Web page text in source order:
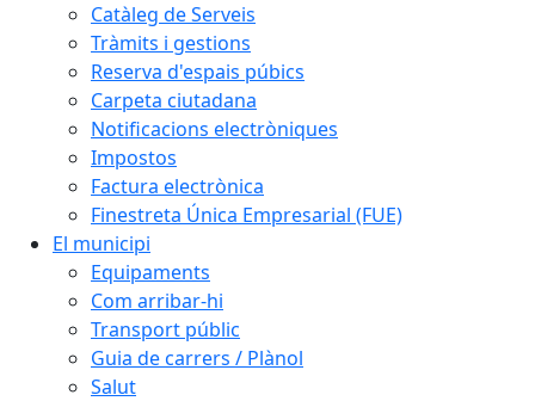
Catàleg de Serveis
Tràmits i gestions
Reserva d'espais púbics
Carpeta ciutadana
Notificacions electròniques
Impostos
Factura electrònica
Finestreta Única Empresarial (FUE)
El municipi
Equipaments
Com arribar-hi
Transport públic
Guia de carrers / Plànol
Salut